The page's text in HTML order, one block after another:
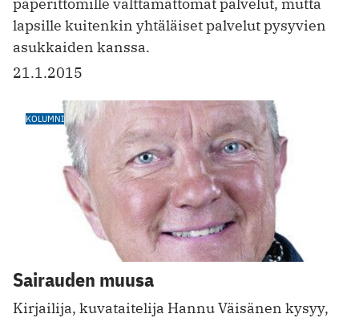
paperittomille välttämättömät palvelut, mutta
lapsille kuitenkin yhtäläiset palvelut pysyvien
asukkaiden kanssa.
21.1.2015
KOLUMNI
Sairauden muusa
Kirjailija, kuvataitelija Hannu Väisänen kysyy,